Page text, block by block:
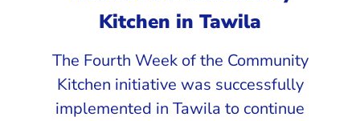
Kitchen in Tawila
The Fourth Week of the Community
Kitchen initiative was successfully
implemented in Tawila to continue